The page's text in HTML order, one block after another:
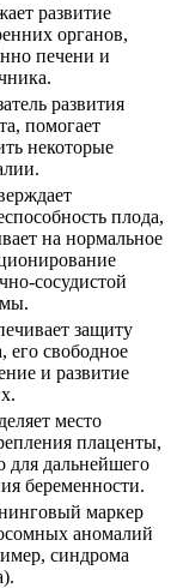
развитие
органов,
печени и
развития
помогает
некоторые
плода,
на нормальное
сосудистой
защиту
его свободное
и развитие
место
плаценты,
для дальнейшего
беременности.
маркер
аномалий
синдрома